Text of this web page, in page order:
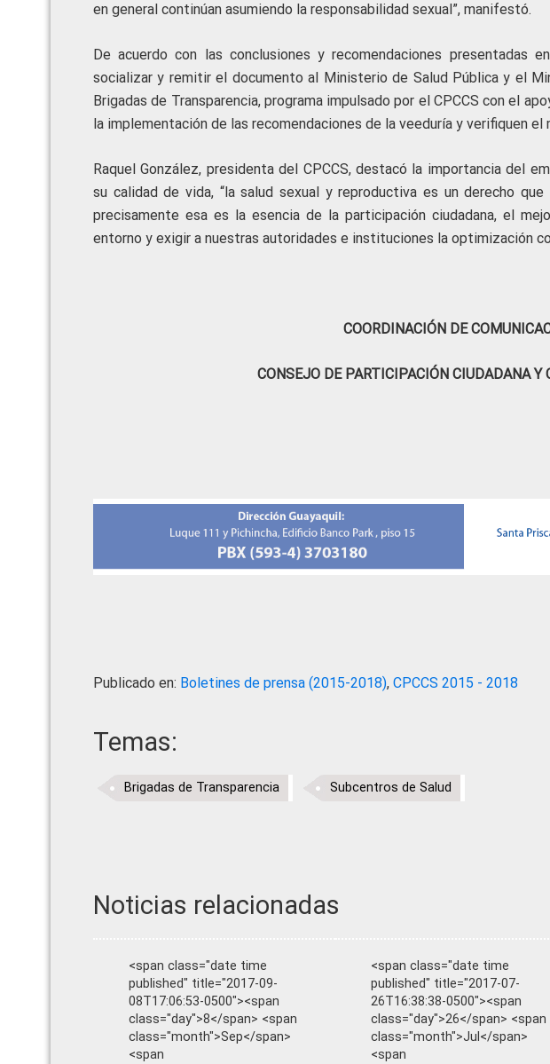
en general continúan asumiendo la responsabilidad sexual”, manifestó.
De acuerdo con las conclusiones y recomendaciones presentadas
socializar y remitir el documento al Ministerio de Salud Pública y el
Brigadas de Transparencia, programa impulsado por el CPCCS con el
la implementación de las recomendaciones de la veeduría y verifiquen
Raquel González, presidenta del CPCCS, destacó la importancia del
su calidad de vida, “la salud sexual y reproductiva es un derecho
precisamente esa es la esencia de la participación ciudadana, el
entorno y exigir a nuestras autoridades e instituciones la optimización
COORDINACIÓN DE
CONSEJO DE PARTICIPACIÓN CIUDADANA Y
Publicado en: Boletines de prensa (2015-2018), CPCCS 2015 - 2018
Temas:
Brigadas de Transparencia Subcentros de Salud
Noticias relacionadas
<span class="date time
published" title="2017-09-
08T17:06:53-0500"><span
class="day">8</span> <span
class="month">Sep</span>
<span
<span class="date time
published" title="2017-07-
26T16:38:38-0500"><span
class="day">26</span> <span
class="month">Jul</span>
<span